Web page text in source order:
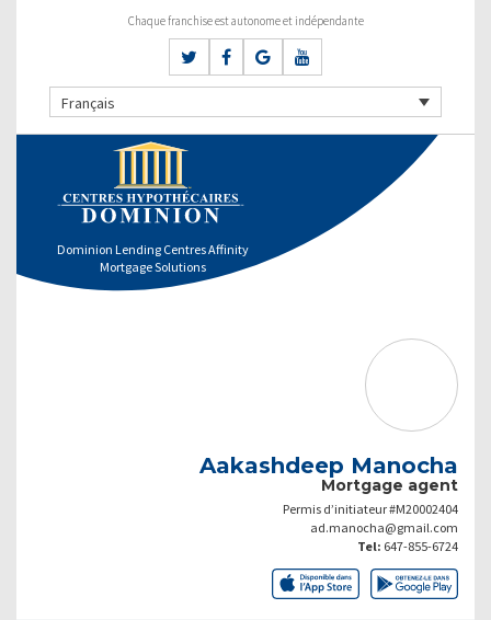
Chaque franchise est autonome et indépendante
Français
Dominion Lending Centres Affinity
Mortgage Solutions
Aakashdeep Manocha
Mortgage agent
Permis d’initiateur #M20002404
ad.manocha@gmail.com
Tel: 647-855-6724